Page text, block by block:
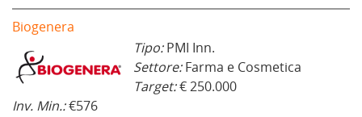
Biogenera
Tipo:PMI Inn.
Settore:Farma e Cosmetica
Target:€ 250.000
Inv. Min.:€576